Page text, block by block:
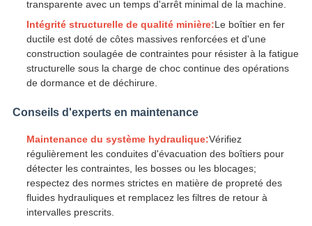
transparente avec un temps d'arrêt minimal de la machine.
Intégrité structurelle de qualité minière:Le boîtier en fer
ductile est doté de côtes massives renforcées et d'une
construction soulagée de contraintes pour résister à la fatigue
structurelle sous la charge de choc continue des opérations
de dormance et de déchirure.
Conseils d'experts en maintenance
Maintenance du système hydraulique:Vérifiez
régulièrement les conduites d'évacuation des boîtiers pour
détecter les contraintes, les bosses ou les blocages;
respectez des normes strictes en matière de propreté des
fluides hydrauliques et remplacez les filtres de retour à
intervalles prescrits.